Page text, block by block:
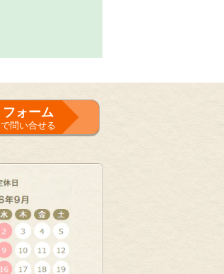
フォーム
で問い合せる